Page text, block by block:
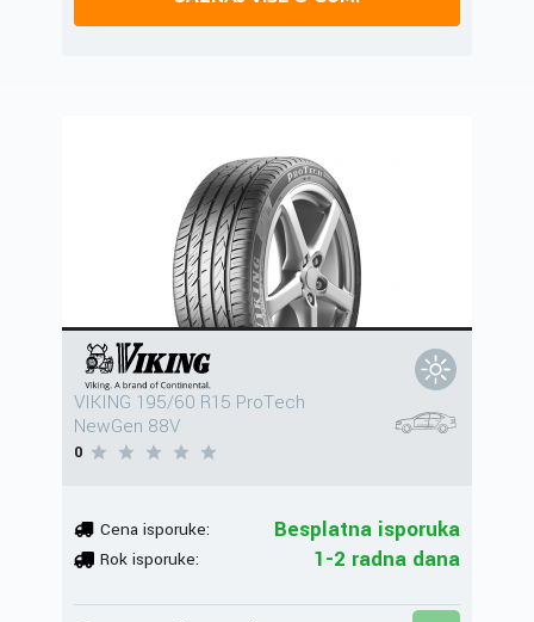
VIKING 195/60 R15 ProTech
NewGen 88V
0
Cena isporuke: Besplatna isporuka
Rok isporuke: 1-2 radna dana